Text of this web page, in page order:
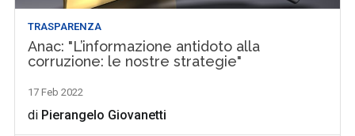
TRASPARENZA
Anac: "L’informazione antidoto alla
corruzione: le nostre strategie"
17 Feb 2022
di Pierangelo Giovanetti